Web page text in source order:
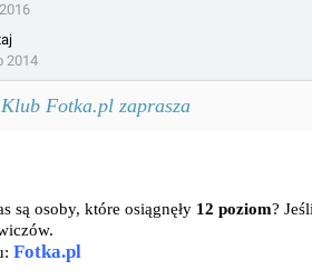
2014
Klub Fotka.pl zaprasza
są osoby, które osiągnęły 12 poziom?
Fotka.pl